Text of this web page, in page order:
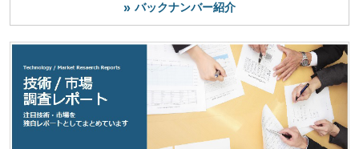
バックナンバー紹介